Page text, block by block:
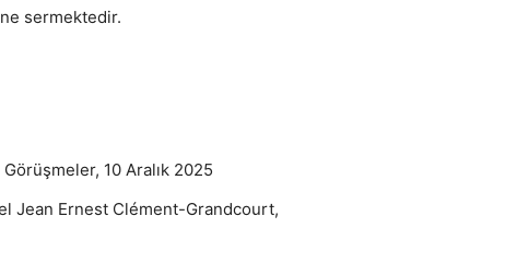
sermektedir.
10 Aralık 2025
Jean Ernest Clément-Grandcourt,